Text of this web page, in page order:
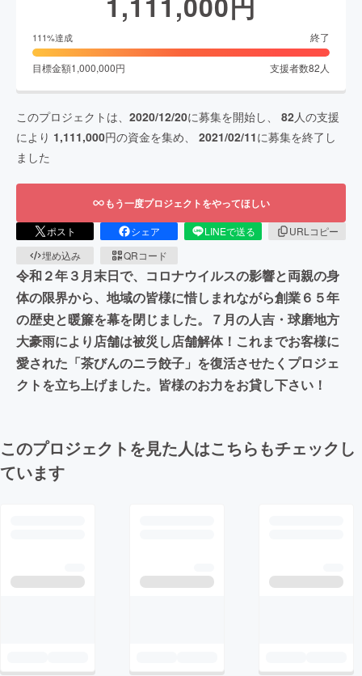
111%達成 終了
目標金額1,000,000円 支援者数82 人
このプロジェクトは、 2020/12/20に募集を開始し、 82人の支援
により 1,111,000円の資金を集め、 2021/02/11に募集を終了し
ました
もう一度プロジェクトをやってほしい
ポスト シェア LINEで送る
URLコピー
埋め込み
QRコード
令和２年３月末日で、コロナウイルスの影響と両親の身
体の限界から、地域の皆様に惜しまれながら創業６５年
の歴史と暖簾を幕を閉じました。７月の人吉・球磨地方
大豪雨により店舗は被災し店舗解体！これまでお客様に
愛された「茶びんのニラ餃子」を復活させたくプロジェ
クトを立ち上げました。皆様のお力をお貸し下さい！
このプロジェクトを見た人はこちらもチェックし
ています